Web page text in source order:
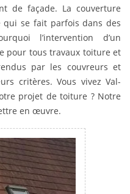
de façade. La couverture
se fait parfois dans des
l’intervention d’un
pour tous travaux toiture et
par les couvreurs et
critères. Vous vivez Val-
projet de toiture ? Notre
en œuvre.